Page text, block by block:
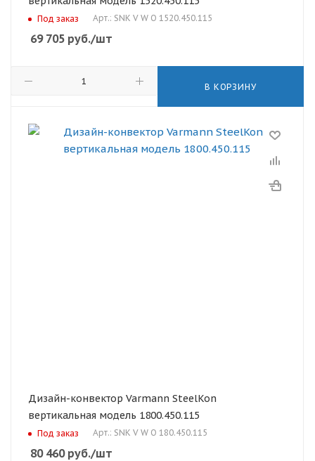
Под заказ Арт.: SNK V W O 1520.450.115
69 705 руб./шт
В КОРЗИНУ
Дизайн-конвектор Varmann SteelKon
вертикальная модель 1800.450.115
Под заказ Арт.: SNK V W O 180.450.115
80 460руб./шт